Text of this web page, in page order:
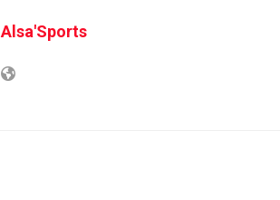
Alsa'Sports